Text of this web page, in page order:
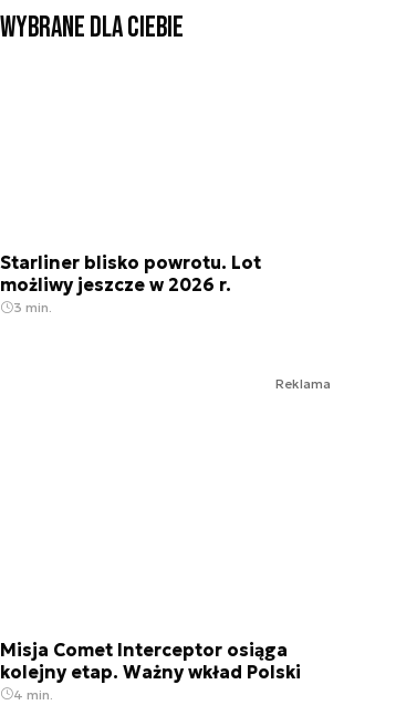
Wybrane dla Ciebie
Starliner blisko powrotu. Lot
możliwy jeszcze w 2026 r.
3 min.
Reklama
Misja Comet Interceptor osiąga
kolejny etap. Ważny wkład Polski
4 min.